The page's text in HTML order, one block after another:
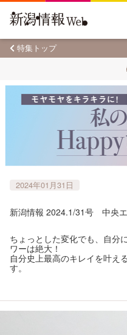
特集トップ
2024年01月31日
新潟情報 2024.1/31号 中央
ちょっとした変化でも、自分
ワーは絶大！
自分史上最高のキレイを叶え
す。